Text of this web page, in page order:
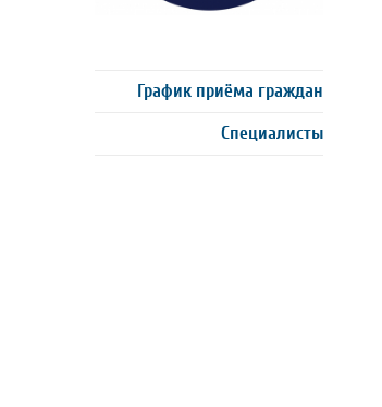
График приёма граждан
Специалисты